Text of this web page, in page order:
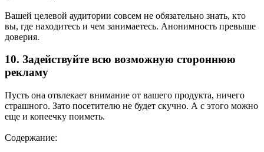
Вашей целевой аудитории совсем не обязательно знать, кто
вы, где находитесь и чем занимаетесь. Анонимность превыше
доверия.
10. Задействуйте всю возможную стороннюю
рекламу
Пусть она отвлекает внимание от вашего продукта, ничего
страшного. Зато посетителю не будет скучно. А с этого можно
еще и копеечку поиметь.
Содержание: